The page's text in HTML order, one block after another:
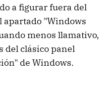
a figurar fuera del
apartado "Windows
menos llamativo,
del clásico panel
de Windows.